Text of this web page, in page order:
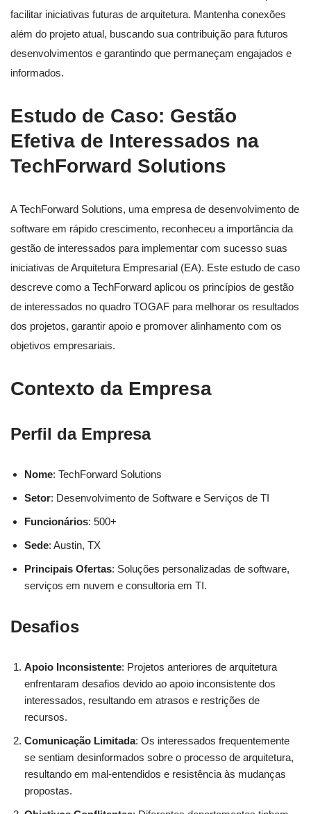
facilitar iniciativas futuras de arquitetura. Mantenha conexões
além do projeto atual, buscando sua contribuição para futuros
desenvolvimentos e garantindo que permaneçam engajados e
informados.
Estudo de Caso: Gestão
Efetiva de Interessados na
TechForward Solutions
A TechForward Solutions, uma empresa de desenvolvimento de
software em rápido crescimento, reconheceu a importância da
gestão de interessados para implementar com sucesso suas
iniciativas de Arquitetura Empresarial (EA). Este estudo de caso
descreve como a TechForward aplicou os princípios de gestão
de interessados no quadro TOGAF para melhorar os resultados
dos projetos, garantir apoio e promover alinhamento com os
objetivos empresariais.
Contexto da Empresa
Perfil da Empresa
Nome: TechForward Solutions
Setor: Desenvolvimento de Software e Serviços de TI
Funcionários: 500+
Sede: Austin, TX
Principais Ofertas: Soluções personalizadas de software,
serviços em nuvem e consultoria em TI.
Desafios
Apoio Inconsistente: Projetos anteriores de arquitetura
enfrentaram desafios devido ao apoio inconsistente dos
interessados, resultando em atrasos e restrições de
recursos.
Comunicação Limitada: Os interessados frequentemente
se sentiam desinformados sobre o processo de arquitetura,
resultando em mal-entendidos e resistência às mudanças
propostas.